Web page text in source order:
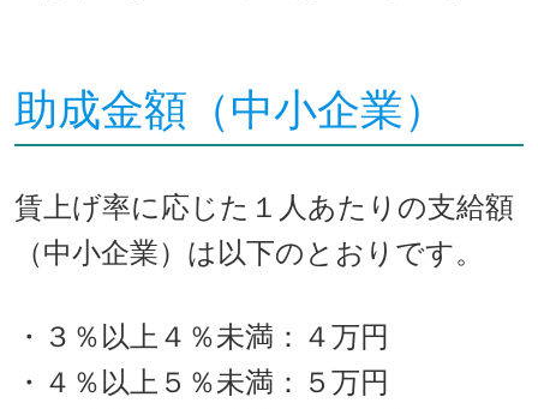
助成金額（中小企業）
賃上げ率に応じた１人あたりの支給額
（中小企業）は以下のとおりです。
・３％以上４％未満：４万円
・４％以上５％未満：５万円